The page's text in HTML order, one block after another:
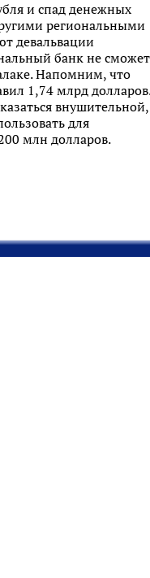
и спад денежных
региональными
девальвации
банк не сможет
Напомним, что
1,74 млрд долларов.
внушительной,
для
млн долларов.